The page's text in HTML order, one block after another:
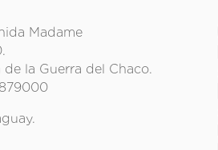
Madame
de la Guerra del Chaco.